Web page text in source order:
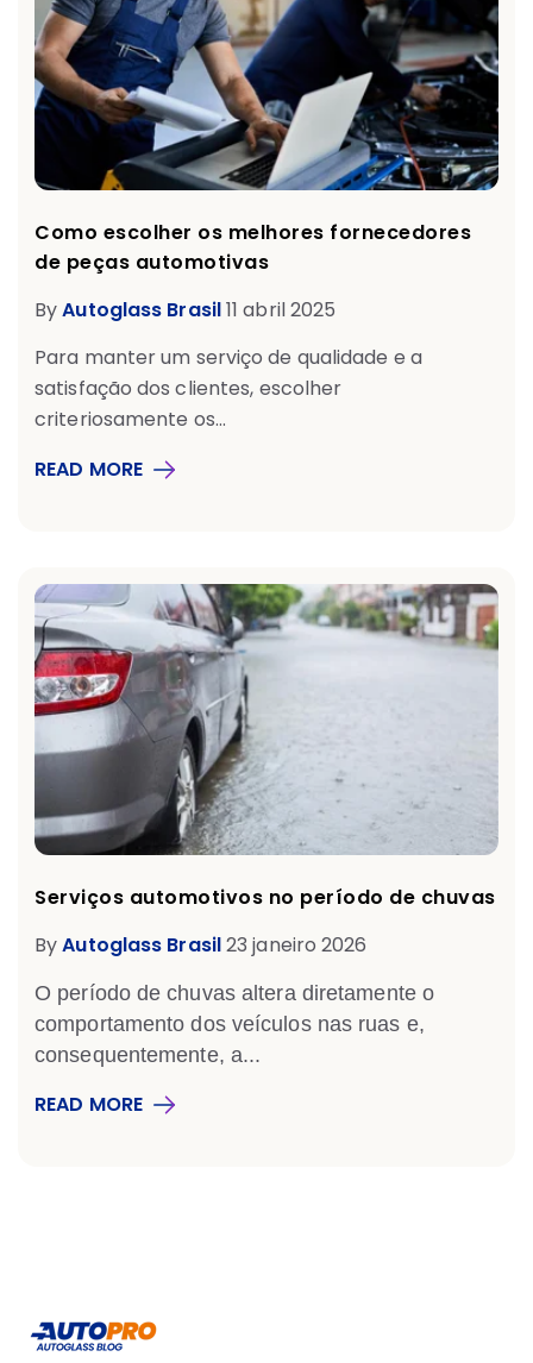
Como escolher os melhores fornecedores
de peças automotivas
ByAutoglass Brasil11 abril 2025
Para manter um serviço de qualidade e a
satisfação dos clientes, escolher
criteriosamente os...
READ MORE
Serviços automotivos no período de chuvas
ByAutoglass Brasil23 janeiro 2026
O período de chuvas altera diretamente o
comportamento dos veículos nas ruas e,
consequentemente, a...
READ MORE